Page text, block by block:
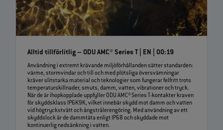
Alltid tillförlitlig – ODU AMC® Series T | EN | 00:19
Användning i extremt krävande miljöförhållanden sätter standarden:
värme, stormvindar och till och med plötsliga översvämningar
kräver slitstarka material och teknologier som fungerar felfritt trots
temperaturskillnader, smuts, damm, vatten, vibrationer och tryck.
När de är ihopkopplade uppfyller ODU AMC® Series T-kontakter kraven
för skyddsklass IP6K9K, vilket innebär skydd mot damm och vatten
vid högtryckstvätt och ångstrålerengöring. Med användning av ett
skyddslock är de dammtäta enligt IP68 och skyddade mot
kontinuerlig nedsänkning i vatten.